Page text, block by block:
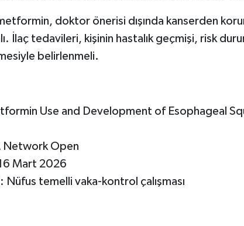
doktor önerisi dışında kanserden
İlaç tedavileri, kişinin hastalık geçmişi, risk
belirlenmeli.
Use and Development of Esophageal
Network Open
Mart 2026
Nüfus temelli vaka-kontrol çalışması